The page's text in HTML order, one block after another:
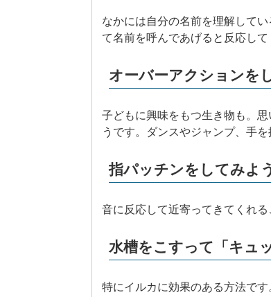
なかには自分の名前を理解して
て名前を呼んであげると反応して
オーバーアクションを
子どもに興味をもつ生き物も。
うです。ダンスやジャンプ、手
指パッチンをしてみよ
音に反応して近寄ってきてくれ
水槽をこすって「キュ
特にイルカに効果のある方法で